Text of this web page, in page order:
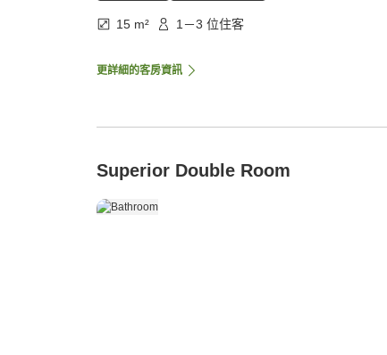
15 m² 1－3 位住客
更詳細的客房資訊
Superior Double Room